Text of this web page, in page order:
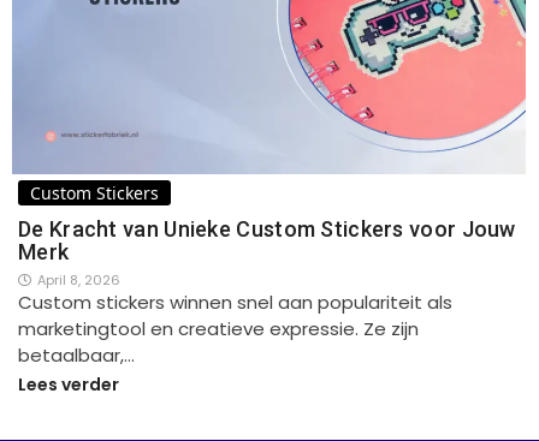
Custom Stickers
De Kracht van Unieke Custom Stickers voor Jouw
Merk
April 8, 2026
Custom stickers winnen snel aan populariteit als
marketingtool en creatieve expressie. Ze zijn
betaalbaar,…
Lees verder